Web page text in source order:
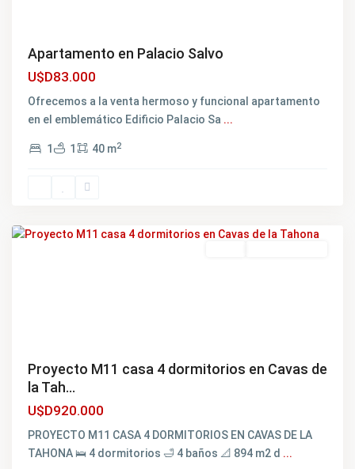
Apartamento en Palacio Salvo
U$D83.000
Ofrecemos a la venta hermoso y funcional apartamento
en el emblemático Edificio Palacio Sa ...
1 1 40 m2
Carrasco
Proyecto M11 casa 4 dormitorios en Cavas de
la Tah...
U$D920.000
PROYECTO M11 CASA 4 DORMITORIOS EN CAVAS DE LA
TAHONA 🛌 4 dormitorios 🛁 4 baños 📐 894 m2 d ...